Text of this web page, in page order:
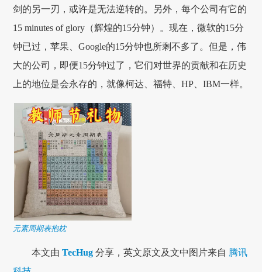
剑的另一刃，或许是无法逆转的。另外，每个公司有它的
15 minutes of glory（辉煌的15分钟）。现在，微软的15分
钟已过，苹果、Google的15分钟也所剩不多了。但是，伟
大的公司，即便15分钟过了，它们对世界的贡献和在历史
上的地位是会永存的，就像柯达、福特、HP、IBM一样。
元素周期表抱枕
本文由TecHug 分享，英文原文及文中图片来自 腾讯